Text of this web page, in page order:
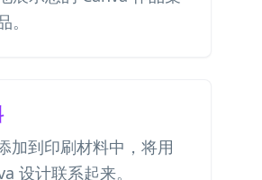
加到印刷材料中，将用
设计联系起来。